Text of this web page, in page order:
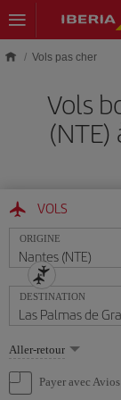
Skip to main
Vols pas cher
Vols
(NTE)
VOLS
ORIGINE
DESTINATION
Sélectionnez
une
option
Aller-retour
Payer avec Avios